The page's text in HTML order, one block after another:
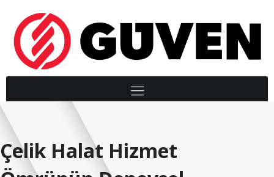
Çelik Halat Hizmet